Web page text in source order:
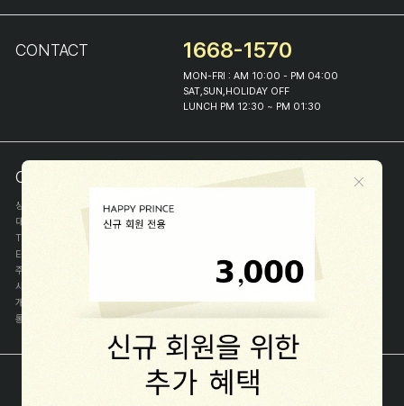
CONTACT 1668-1570
MON-FRI : AM 10:00 - PM 04:00
SAT,SUN,HOLIDAY OFF
LUNCH PM 12:30 ~ PM 01:30
COMPANY INFO
상호
(주)해피프린스
대표
이화진
TEL
E-MAIL
주소
사업자등록번호
개인정보관리자
이화진
통신판매신고번호
제 2018-서울종로-1384 호[사업자정보확인]
COPYRIGHT(C) (주)해피프린스 ALL RIGHT RESERVED.